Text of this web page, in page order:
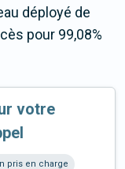
déployé de
pour 99,08%
votre
pris en charge